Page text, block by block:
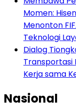
Momen:
Menonton
Teknologi
Dialog
Transportasi
Kerja sama
Nasional